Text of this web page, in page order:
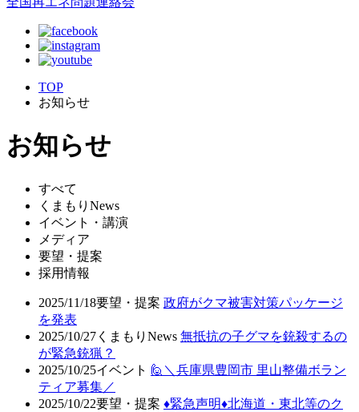
TOP
お知らせ
お知らせ
すべて
くまもりNews
イベント・講演
メディア
要望・提案
採用情報
2025/11/18要望・提案 政府がクマ被害対策パッケージ
を発表
2025/10/27 くまもりNews 無抵抗の子グマを銃殺するの
が緊急銃猟？
2025/10/25イベント 🙋＼兵庫県豊岡市 里山整備ボラン
ティア募集／
2025/10/22要望・提案 ♦️緊急声明♦️北海道・東北等のク